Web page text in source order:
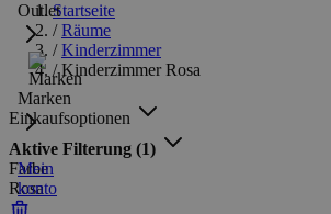
Outlet
Marken
Mein
konto
Startseite
/ Räume
/ Kinderzimmer
/ Kinderzimmer Rosa
Einkaufsoptionen
Aktive Filterung (1)
Farbe
Rosa